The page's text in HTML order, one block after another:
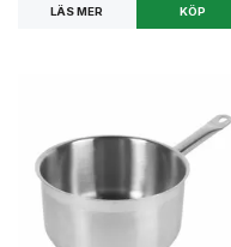
LÄS MER